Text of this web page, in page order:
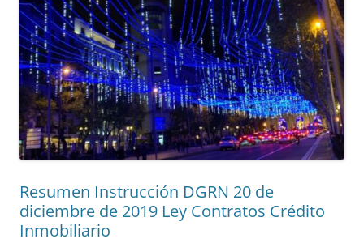
Resumen Instrucción DGRN 20 de
diciembre de 2019 Ley Contratos Crédito
Inmobiliario